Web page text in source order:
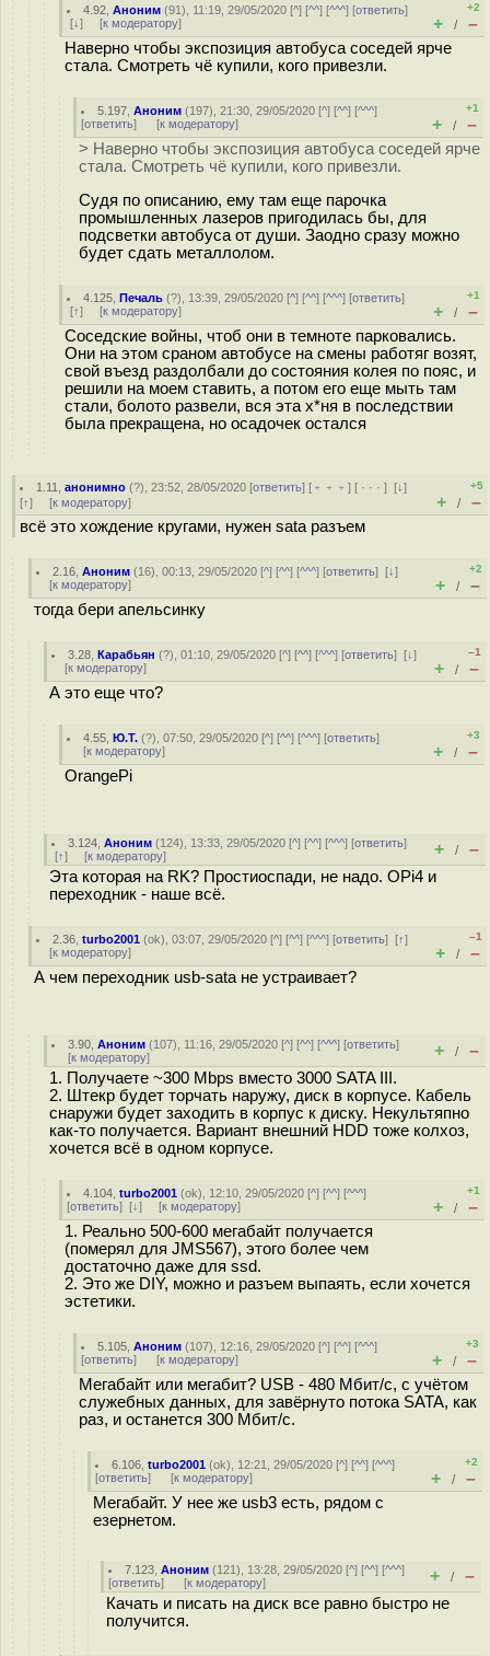
4.92 ,Аноним (91), 11:19, 29/05/2020 [^] [^^] [^^^] [ответить]
[↓] [к модератору]
+2
+ / –
Наверно чтобы экспозиция автобуса соседей ярче
стала. Смотреть чё купили, кого привезли.
5.197 ,Аноним (197), 21:30, 29/05/2020 [^] [^^] [^^^]
[ответить] [к модератору]
+1
+ / –
> Наверно чтобы экспозиция автобуса соседей ярче
стала. Смотреть чё купили, кого привезли.
Судя по описанию, ему там еще парочка
промышленных лазеров пригодилась бы, для
подсветки автобуса от души. Заодно сразу можно
будет сдать металлолом.
4.125 ,Печаль (?), 13:39, 29/05/2020 [^] [^^] [^^^] [ответить]
[↑] [к модератору]
+1
+ / –
Соседские войны, чтоб они в темноте парковались.
Они на этом сраном автобусе на смены работяг возят,
свой въезд раздолбали до состояния колея по пояс, и
решили на моем ставить, а потом его еще мыть там
стали, болото развели, вся эта х*ня в последствии
была прекращена, но осадочек остался
1.11 ,анонимно (?), 23:52, 28/05/2020 [ответить] [ ﹢﹢﹢] [ · · ·][↓]
[↑] [к модератору]
+5
+ / –
всё это хождение кругами, нужен sata разъем
2.16 ,Аноним (16), 00:13, 29/05/2020 [^] [^^] [^^^] [ответить][↓]
[к модератору]
+2
+ / –
тогда бери апельсинку
3.28 ,Карабьян (?), 01:10, 29/05/2020 [^] [^^] [^^^] [ответить][↓]
[к модератору]
–1
+ / –
А это еще что?
4.55 ,Ю.Т. (?), 07:50, 29/05/2020 [^] [^^] [^^^] [ответить]
[к модератору]
+3
+ / –
OrangePi
3.124 ,Аноним (124), 13:33, 29/05/2020 [^] [^^] [^^^] [ответить]
[↑] [к модератору] + / –
Эта которая на RK? Простиоспади, не надо. OPi4 и
переходник - наше всё.
2.36 ,turbo2001 (ok), 03:07, 29/05/2020 [^] [^^] [^^^] [ответить][↑]
[к модератору]
–1
+ / –
А чем переходник usb-sata не устраивает?
3.90 ,Аноним (107), 11:16, 29/05/2020 [^] [^^] [^^^] [ответить]
[к модератору] + / –
1. Получаете ~300 Mbps вместо 3000 SATA III.
2. Штекр будет торчать наружу, диск в корпусе. Кабель
снаружи будет заходить в корпус к диску. Некультяпно
как-то получается. Вариант внешний HDD тоже колхоз,
хочется всё в одном корпусе.
4.104 ,turbo2001 (ok), 12:10, 29/05/2020 [^] [^^] [^^^]
[ответить] [↓] [к модератору]
+1
+ / –
1. Реально 500-600 мегабайт получается
(померял для JMS567), этого более чем
достаточно даже для ssd.
2. Это же DIY, можно и разъем выпаять, если хочется
эстетики.
5.105 ,Аноним (107), 12:16, 29/05/2020 [^] [^^] [^^^]
[ответить] [к модератору]
+3
+ / –
Мегабайт или мегабит? USB - 480 Мбит/с, с учётом
служебных данных, для завёрнуто потока SATA, как
раз, и останется 300 Мбит/с.
6.106 ,turbo2001 (ok), 12:21, 29/05/2020 [^] [^^] [^^^]
[ответить] [к модератору]
+2
+ / –
Мегабайт. У нее же usb3 есть, рядом с
езернетом.
7.123 ,Аноним (121), 13:28, 29/05/2020 [^] [^^] [^^^]
[ответить] [к модератору] + / –
Качать и писать на диск все равно быстро не
получится.